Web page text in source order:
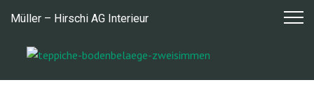
Inhalt
Müller – Hirschi AG Interieur